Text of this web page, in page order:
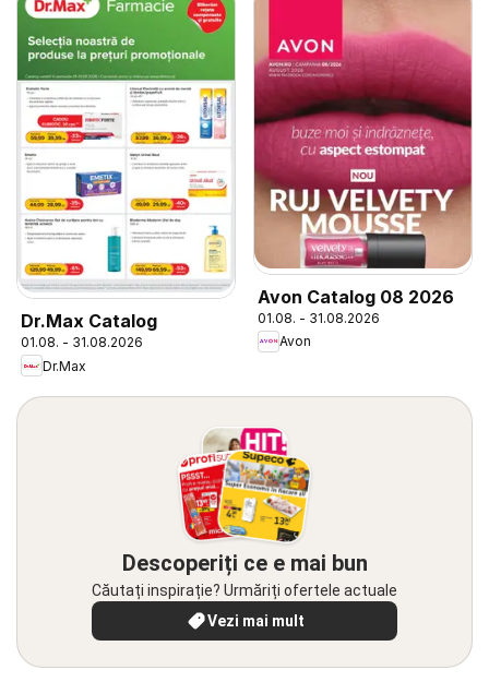
Dr.Max Catalog
01.08. - 31.08.2026
Dr.Max
Avon Catalog 08 2026
01.08. - 31.08.2026
Avon
Descoperiți ce e mai bun
Căutați inspirație? Urmăriți ofertele actuale
Vezi mai mult